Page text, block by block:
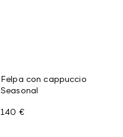
Felpa con cappuccio
Seasonal
140 €